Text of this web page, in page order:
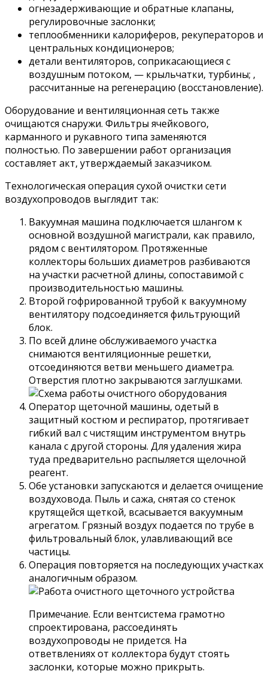
огнезадерживающие и обратные клапаны,
регулировочные заслонки;
теплообменники калориферов, рекуператоров и
центральных кондиционеров;
детали вентиляторов, соприкасающиеся с
воздушным потоком, — крыльчатки, турбины; ,
рассчитанные на регенерацию (восстановление).
Оборудование и вентиляционная сеть также
очищаются снаружи. Фильтры ячейкового,
карманного и рукавного типа заменяются
полностью. По завершении работ организация
составляет акт, утверждаемый заказчиком.
Технологическая операция сухой очистки сети
воздухопроводов выглядит так:
Вакуумная машина подключается шлангом к
основной воздушной магистрали, как правило,
рядом с вентилятором. Протяженные
коллекторы больших диаметров разбиваются
на участки расчетной длины, сопоставимой с
производительностью машины.
Второй гофрированной трубой к вакуумному
вентилятору подсоединяется фильтрующий
блок.
По всей длине обслуживаемого участка
снимаются вентиляционные решетки,
отсоединяются ветви меньшего диаметра.
Отверстия плотно закрываются заглушками.
Оператор щеточной машины, одетый в
защитный костюм и респиратор, протягивает
гибкий вал с чистящим инструментом внутрь
канала с другой стороны. Для удаления жира
туда предварительно распыляется щелочной
реагент.
Обе установки запускаются и делается очищение
воздуховода. Пыль и сажа, снятая со стенок
крутящейся щеткой, всасывается вакуумным
агрегатом. Грязный воздух подается по трубе в
фильтровальный блок, улавливающий все
частицы.
Операция повторяется на последующих участках
аналогичным образом.
Примечание. Если вентсистема грамотно
спроектирована, рассоединять
воздухопроводы не придется. На
ответвлениях от коллектора будут стоять
заслонки, которые можно прикрыть.